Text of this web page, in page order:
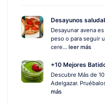
Desayunos
Desayunar avena
peso o para seguir
cere... leer más
+10 Mejores
Descubre Más de
Adelgazar.
más